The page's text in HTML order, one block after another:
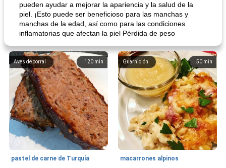
pueden ayudar a mejorar la apariencia y la salud de la
piel. ¡Esto puede ser beneficioso para las manchas y
manchas de la edad, así como para las condiciones
inflamatorias que afectan la piel Pérdida de peso
120 min
Aves de corral
pastel de carne de Turquía
50 min
Guarnición
macarrones alpinos